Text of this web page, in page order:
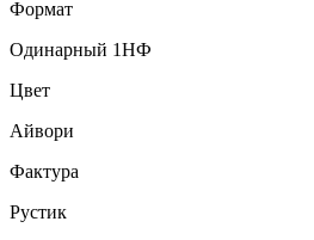
Формат
Одинарный 1НФ
Цвет
Айвори
Фактура
Рустик